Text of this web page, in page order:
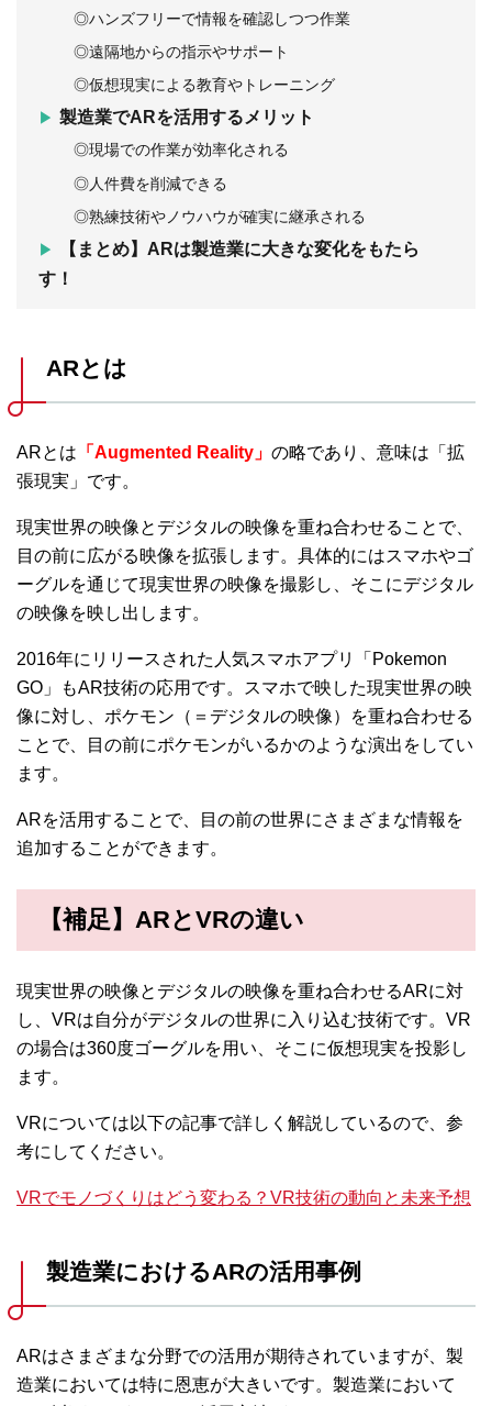
◎ハンズフリーで情報を確認しつつ作業
◎遠隔地からの指示やサポート
◎仮想現実による教育やトレーニング
製造業でARを活用するメリット
◎現場での作業が効率化される
◎人件費を削減できる
◎熟練技術やノウハウが確実に継承される
【まとめ】ARは製造業に大きな変化をもたら
す！
ARとは
ARとは 「Augmented Reality」 の略であり、意味は「拡
張現実」です。
現実世界の映像とデジタルの映像を重ね合わせることで、
目の前に広がる映像を拡張します。具体的にはスマホやゴ
ーグルを通じて現実世界の映像を撮影し、そこにデジタル
の映像を映し出します。
2016年にリリースされた人気スマホアプリ「Pokemon
GO」もAR技術の応用です。スマホで映した現実世界の映
像に対し、ポケモン（＝デジタルの映像）を重ね合わせる
ことで、目の前にポケモンがいるかのような演出をしてい
ます。
ARを活用することで、目の前の世界にさまざまな情報を
追加することができます。
【補足】ARとVRの違い
現実世界の映像とデジタルの映像を重ね合わせるARに対
し、VRは自分がデジタルの世界に入り込む技術です。VR
の場合は360度ゴーグルを用い、そこに仮想現実を投影し
ます。
VRについては以下の記事で詳しく解説しているので、参
考にしてください。
VRでモノづくりはどう変わる？VR技術の動向と未来予想
製造業におけるARの活用事例
ARはさまざまな分野での活用が期待されていますが、製
造業においては特に恩恵が大きいです。製造業において